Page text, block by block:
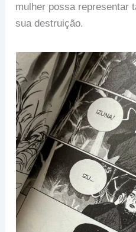
mulher possa representar
sua destruição.